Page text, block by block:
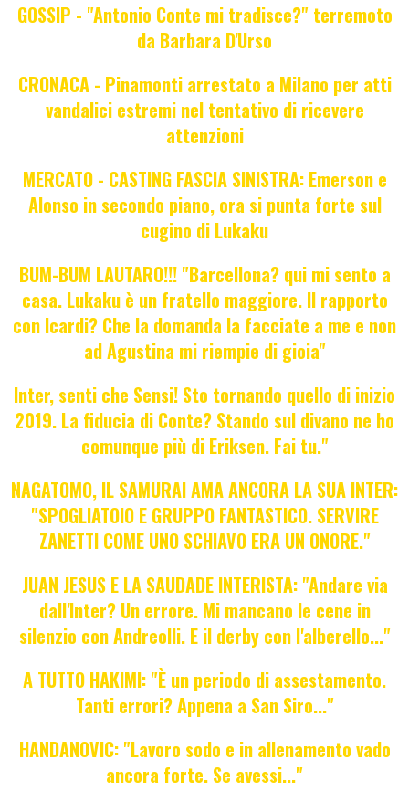
GOSSIP - "Antonio Conte mi tradisce?" terremoto
da Barbara D'Urso
CRONACA - Pinamonti arrestato a Milano per atti
vandalici estremi nel tentativo di ricevere
attenzioni
MERCATO - CASTING FASCIA SINISTRA: Emerson e
Alonso in secondo piano, ora si punta forte sul
cugino di Lukaku
BUM-BUM LAUTARO!!! "Barcellona? qui mi sento a
casa. Lukaku è un fratello maggiore. Il rapporto
con Icardi? Che la domanda la facciate a me e non
ad Agustina mi riempie di gioia"
Inter, senti che Sensi! Sto tornando quello di inizio
2019. La fiducia di Conte? Stando sul divano ne ho
comunque più di Eriksen. Fai tu."
NAGATOMO, IL SAMURAI AMA ANCORA LA SUA INTER:
"SPOGLIATOIO E GRUPPO FANTASTICO. SERVIRE
ZANETTI COME UNO SCHIAVO ERA UN ONORE."
JUAN JESUS E LA SAUDADE INTERISTA: "Andare via
dall'Inter? Un errore. Mi mancano le cene in
silenzio con Andreolli. E il derby con l'alberello..."
A TUTTO HAKIMI: "È un periodo di assestamento.
Tanti errori? Appena a San Siro..."
HANDANOVIC: "Lavoro sodo e in allenamento vado
ancora forte. Se avessi..."